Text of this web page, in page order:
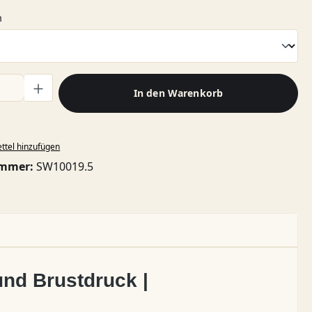
Gib den gewünschten Wert ein oder benutze die
In den Warenkorb
hinzufügen
SW10019.5
Brustdruck |